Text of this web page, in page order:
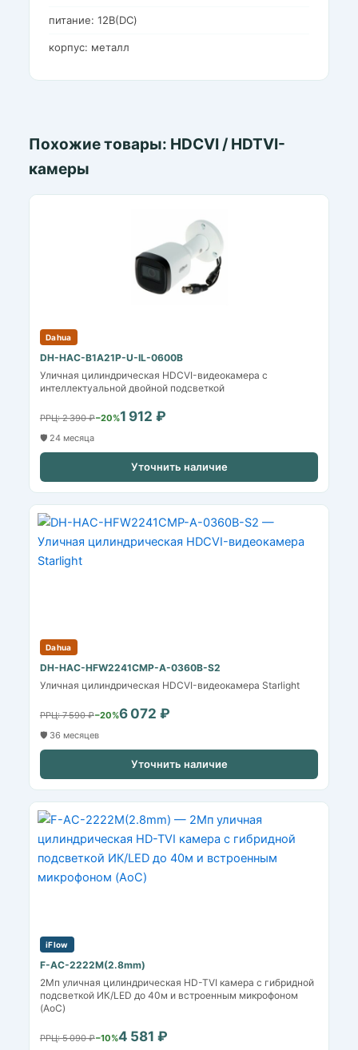
питание: 12В(DC)
корпус: металл
Похожие товары: HDCVI / HDTVI-
камеры
Dahua
DH-HAC-B1A21P-U-IL-0600B
Уличная цилиндрическая HDCVI-видеокамера с
интеллектуальной двойной подсветкой
РРЦ: 2 390 ₽−20%1 912 ₽
🛡️ 24 месяца
Уточнить наличие
Dahua
DH-HAC-HFW2241CMP-A-0360B-S2
Уличная цилиндрическая HDCVI-видеокамера Starlight
РРЦ: 7 590 ₽−20%6 072 ₽
🛡️ 36 месяцев
Уточнить наличие
iFlow
F-AC-2222M(2.8mm)
2Мп уличная цилиндрическая HD-TVI камера с гибридной
подсветкой ИК/LED до 40м и встроенным микрофоном
(AoC)
РРЦ: 5 090 ₽−10%4 581 ₽